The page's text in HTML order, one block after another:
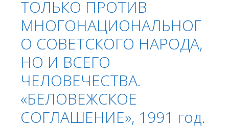
ТОЛЬКО ПРОТИВ
МНОГОНАЦИОНАЛЬНОГ
О СОВЕТСКОГО НАРОДА,
НО И ВСЕГО
ЧЕЛОВЕЧЕСТВА.
«БЕЛОВЕЖСКОЕ
СОГЛАШЕНИЕ», 1991 год.